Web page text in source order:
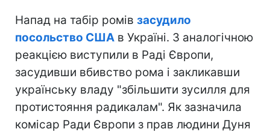
Напад на табір ромів засудило
посольство США в Україні. З аналогічною
реакцією виступили в Раді Європи,
засудивши вбивство рома і закликавши
українську владу "збільшити зусилля для
протистояння радикалам". Як зазначила
комісар Ради Європи з прав людини Дуня